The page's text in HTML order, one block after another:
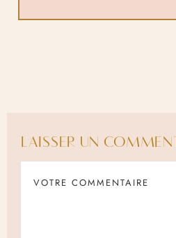
LAISSER UN